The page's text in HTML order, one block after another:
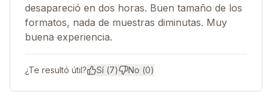
desapareció en dos horas. Buen tamaño de los
formatos, nada de muestras diminutas. Muy
buena experiencia.
¿Te resultó útil? Sí (7) No (0)